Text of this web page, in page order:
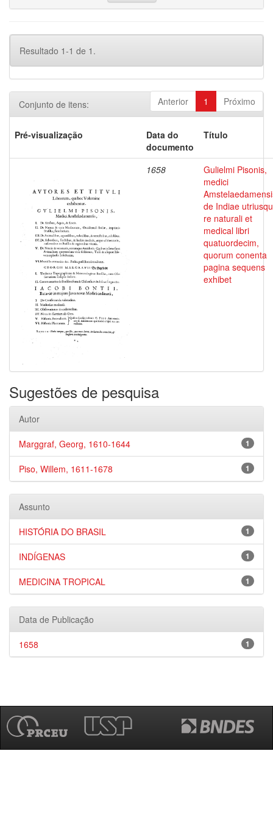
Resultado 1-1 de 1.
Anterior 1 Próximo
Conjunto de itens:
Pré-visualização
Data do
documento
Título
1658
Gulielmi Pisonis,
medici
de Indiae
re naturali et
medical libri
quatuordecim,
quorum conenta
pagina sequens
exhibet
Sugestões de pesquisa
Autor
1
Marggraf, Georg, 1610-1644
1
Piso, Willem, 1611-1678
Assunto
1
HISTÓRIA DO BRASIL
1
INDÍGENAS
1
MEDICINA TROPICAL
Data de Publicação
1
1658